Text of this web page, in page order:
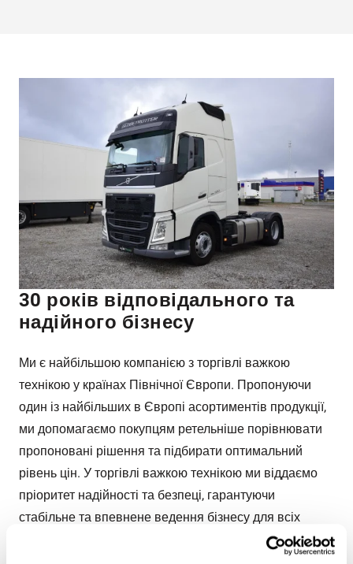
30 років відповідального та
надійного бізнесу
Ми є найбільшою компанією з торгівлі важкою
технікою у країнах Північної Європи. Пропонуючи
один із найбільших в Європі асортиментів продукції,
ми допомагаємо покупцям ретельніше порівнювати
пропоновані рішення та підбирати оптимальний
рівень цін. У торгівлі важкою технікою ми віддаємо
пріоритет надійності та безпеці, гарантуючи
стабільне та впевнене ведення бізнесу для всіх